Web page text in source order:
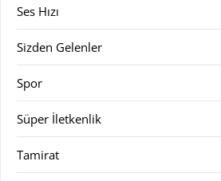
Ses Hızı
Sizden Gelenler
Spor
Süper İletkenlik
Tamirat